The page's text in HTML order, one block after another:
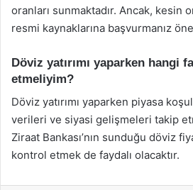
oranları sunmaktadır. Ancak, kesin
resmi kaynaklarına başvurmanız
Döviz yatırımı yaparken hangi
etmeliyim?
Döviz yatırımı yaparken piyasa
verileri ve siyasi gelişmeleri takip
Ziraat Bankası’nın sunduğu döviz
kontrol etmek de faydalı olacaktır.